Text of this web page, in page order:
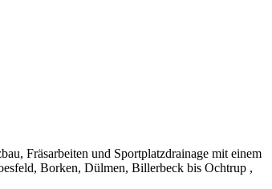
Fräsarbeiten und Sportplatzdrainage mit einem
Borken, Dülmen, Billerbeck bis Ochtrup ,